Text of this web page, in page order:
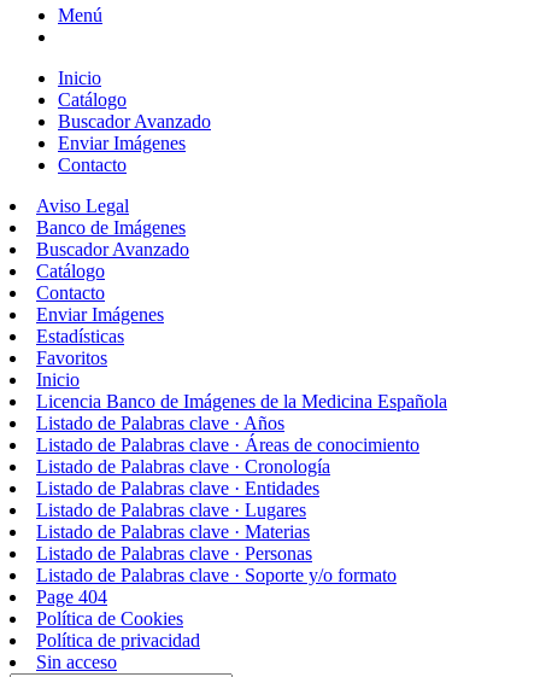
Menú
Inicio
Catálogo
Buscador Avanzado
Enviar Imágenes
Contacto
Aviso Legal
Banco de Imágenes
Buscador Avanzado
Catálogo
Contacto
Enviar Imágenes
Estadísticas
Favoritos
Inicio
Licencia Banco de Imágenes de la Medicina Española
Listado de Palabras clave · Años
Listado de Palabras clave · Áreas de conocimiento
Listado de Palabras clave · Cronología
Listado de Palabras clave · Entidades
Listado de Palabras clave · Lugares
Listado de Palabras clave · Materias
Listado de Palabras clave · Personas
Listado de Palabras clave · Soporte y/o formato
Page 404
Política de Cookies
Política de privacidad
Sin acceso